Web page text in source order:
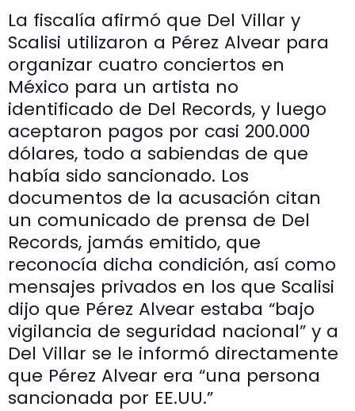
La fiscalía afirmó que Del Villar y
Scalisi utilizaron a Pérez Alvear para
organizar cuatro conciertos en
México para un artista no
identificado de Del Records, y luego
aceptaron pagos por casi 200.000
dólares, todo a sabiendas de que
había sido sancionado. Los
documentos de la acusación citan
un comunicado de prensa de Del
Records, jamás emitido, que
reconocía dicha condición, así como
mensajes privados en los que Scalisi
dijo que Pérez Alvear estaba “bajo
vigilancia de seguridad nacional” y a
Del Villar se le informó directamente
que Pérez Alvear era “una persona
sancionada por EE.UU.”